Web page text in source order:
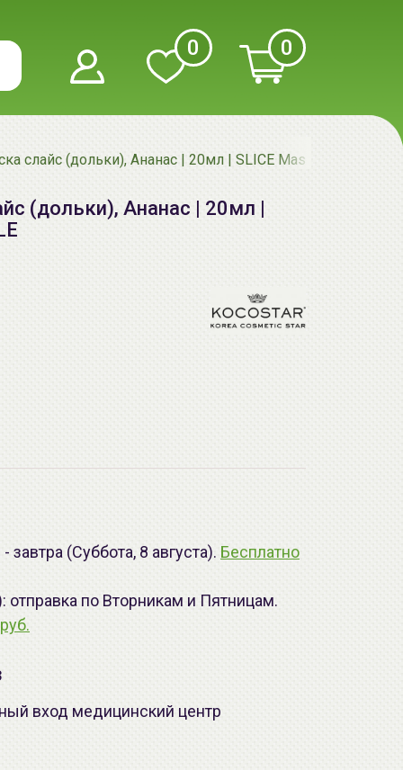
0 0
слайс (дольки), Ананас | 20мл | SLICE Mask Sheet,
(дольки), Ананас | 20мл |
(Суббота, 8 августа). Бесплатно
отправка по Вторникам и Пятницам.
вход медицинский центр